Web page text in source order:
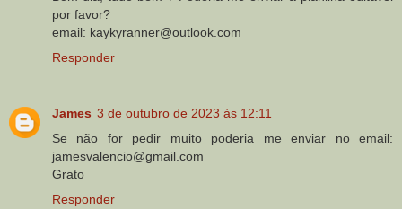
por favor?
email: kaykyranner@outlook.com
Responder
James 3 de outubro de 2023 às 12:11
Se não for pedir muito poderia me enviar no email:
jamesvalencio@gmail.com
Grato
Responder